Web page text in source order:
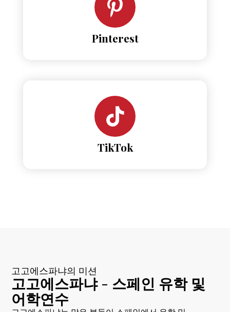
Pinterest
TikTok
고고에스파냐의 미션
고고에스파냐 - 스페인 유학 및
어학연수